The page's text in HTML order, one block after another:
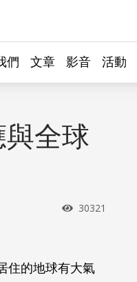
們 文章 影音 活動
全球
瀏覽次數
30321
住的地球有大氣